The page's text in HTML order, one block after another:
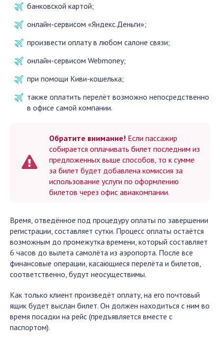
банковской картой;
онлайн-сервисом «Яндекс.Деньги»;
произвести оплату в любом салоне связи;
онлайн-сервисом Webmoney;
при помощи Киви-кошелька;
также оплатить перелёт возможно непосредственно
в офисе самой компании.
Обратите внимание! Если пассажир
собирается оплачивать билет последним из
предложенных выше способов, то к сумме
за билет будет добавлена комиссия за
использование услуги по оформлению
билетов через офис авиакомпании.
Время, отведённое под процедуру оплаты по завершении
регистрации, составляет сутки. Процесс оплаты остаётся
возможным до промежутка времени, который составляет
6 часов до вылета самолёта из аэропорта. После все
финансовые операции, касающиеся перелёта и билетов,
соответственно, будут неосуществимы.
Как только клиент произведёт оплату, на его почтовый
ящик будет выслан билет. Он должен находиться с ним во
время посадки на рейс (предъявляется вместе с
паспортом).